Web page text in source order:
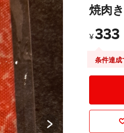
焼肉
¥333
条件達